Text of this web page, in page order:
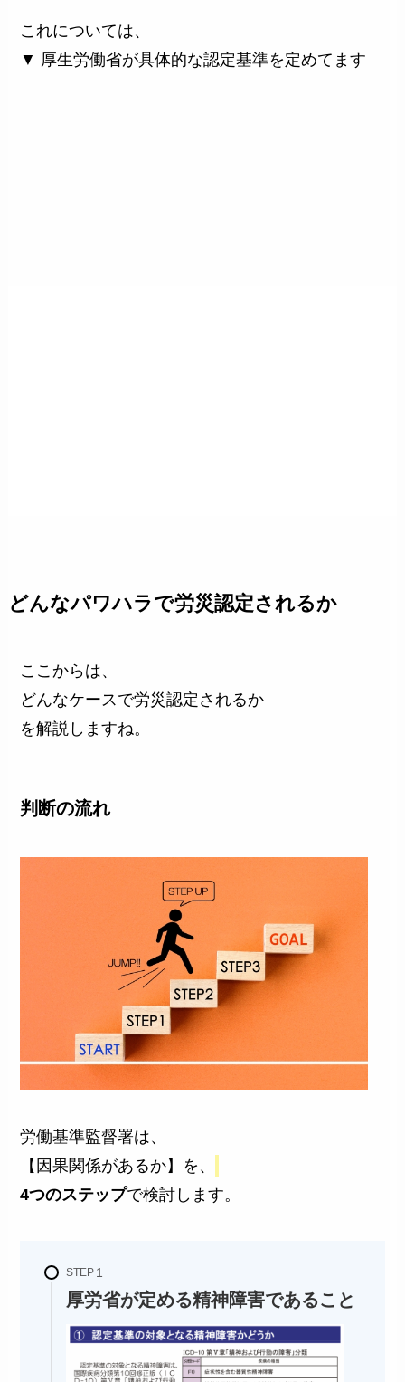
これについては、
▼ 厚生労働省が具体的な認定基準を定めてます
どんなパワハラで労災認定されるか
ここからは、
どんなケースで労災認定されるか
を解説しますね。
判断の流れ
労働基準監督署は、
【因果関係があるか】を、
4つのステップで検討します。
STEP
厚労省が定める精神障害であること